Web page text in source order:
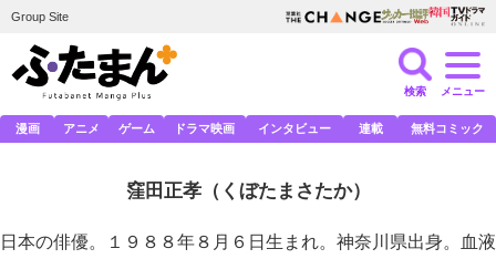
Group Site
検索 メニュー
漫画 アニメ ゲーム ドラマ映画 インタビュー 連載 無料コミック
窪田正孝（くぼたまさたか）
日本の俳優。１９８８年８月６日生まれ。神奈川県出身。血液